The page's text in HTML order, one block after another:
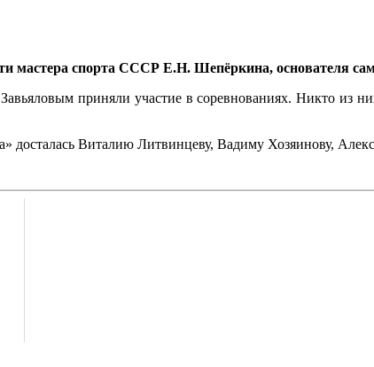
мастера спорта СССР Е.Н. Шепёркина, основателя
приняли участие в соревнованиях. Никто из
досталась Виталию Литвинцеву, Вадиму Хозяинову,